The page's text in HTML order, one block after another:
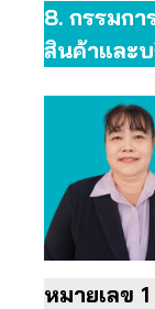
8. กรรมก
สินค้าและ
หมายเลข